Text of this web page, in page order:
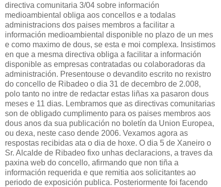
directiva comunitaria 3/04 sobre información
medioambiental obliga aos concellos e a todalas
administracions dos paises membros a facilitar a
información medioambiental disponible no plazo de un mes
e como maximo de dous, se esta e moi complexa. Insistimos
en que a mesma directiva obliga a facilitar a información
disponible as empresas contratadas ou colaboradoras da
administración. Presentouse o devandito escrito no rexistro
do concello de Ribadeo o dia 31 de decembro de 2.008,
polo tanto no intre de redactar estas liñas xa pasaron dous
meses e 11 dias. Lembramos que as directivas comunitarias
son de obligado cumplimento para os paises membros aos
dous anos da sua publicación no boletín da Union Europea,
ou dexa, neste caso dende 2006. Vexamos agora as
respostas recibidas ata o dia de hoxe. O dia 5 de Xaneiro o
Sr. Alcalde de Ribadeo fixo unhas declaracions, a traves da
paxina web do concello, afirmando que non tiña a
información requerida e que remitia aos solicitantes ao
periodo de exposición publica. Posteriormente foi facendo